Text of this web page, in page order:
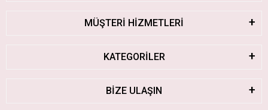
MÜŞTERİ HİZMETLERİ
KATEGORİLER
BİZE ULAŞIN